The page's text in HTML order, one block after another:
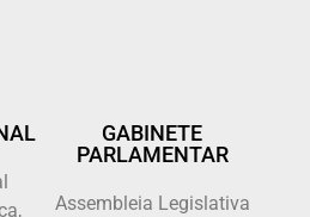
GABINETE
PARLAMENTAR
Assembleia Legislativa